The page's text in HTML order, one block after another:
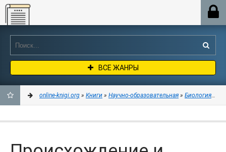
Online-knigi.org
ВСЕ ЖАНРЫ
online-knigi.org » Книги » Научно-образовательная » Биология»